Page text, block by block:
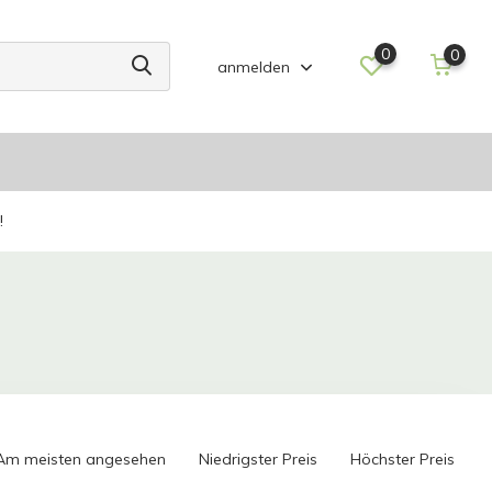
anmelden
0 0
meisten angesehen Niedrigster Preis Höchster Preis